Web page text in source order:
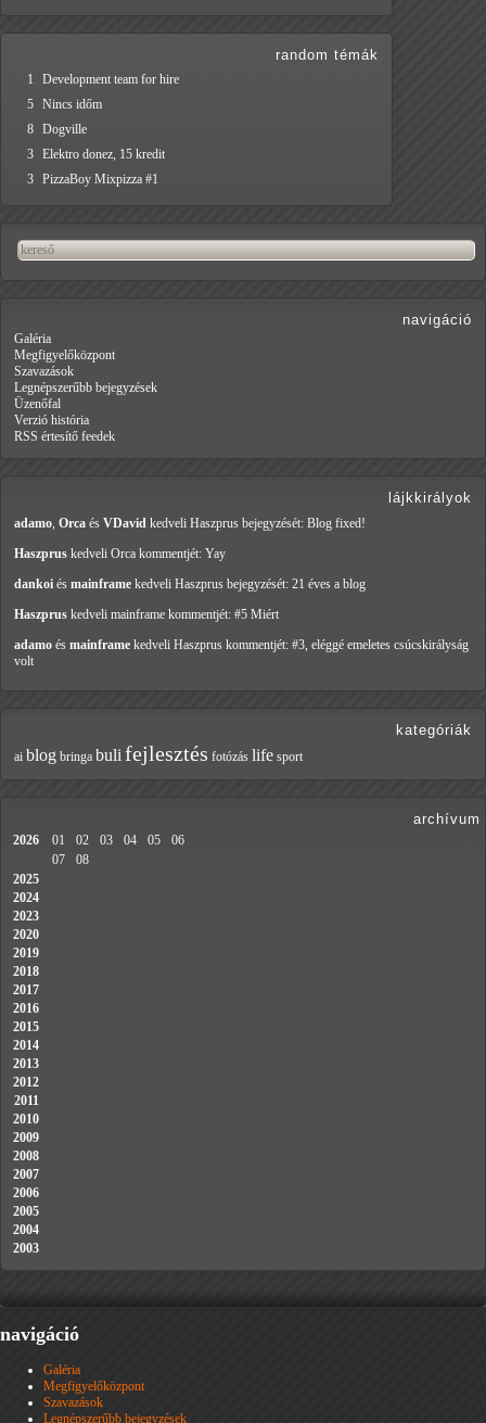
random témák
1
Development team for hire
5 Nincs időm
8 Dogville
3 Elektro donez, 15 kredit
3 PizzaBoy Mixpizza #1
navigáció
Galéria
Megfigyelőközpont
Szavazások
Legnépszerűbb bejegyzések
Üzenőfal
Verzió história
RSS értesítő feedek
lájkkirályok
adamo, Orca és VDavid kedveli Haszprus bejegyzését: Blog fixed!
Haszprus kedveli Orca kommentjét: Yay
dankoi és mainframe kedveli Haszprus bejegyzését: 21 éves a blog
Haszprus kedveli mainframe kommentjét: #5 Miért
adamo és mainframe kedveli Haszprus kommentjét: #3, eléggé emeletes csúcskirályság
volt
kategóriák
ai blog bringa bulifejlesztés fotózás life sport
archívum
2026 01 02 03 04 05
06
07
08
2025
2024
2023
2020
2019
2018
2017
2016
2015
2014
2013
2012
2011
2010
2009
2008
2007
2006
2005
2004
2003
navigáció
Galéria
Megfigyelőközpont
Szavazások
Legnépszerűbb bejegyzések